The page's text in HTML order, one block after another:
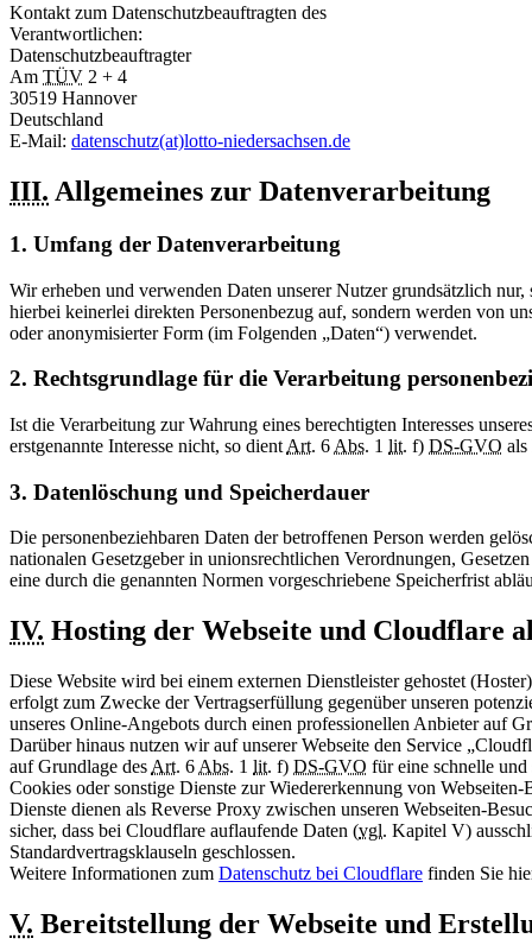
Kontakt zum Datenschutzbeauftragten des
Verantwortlichen:
Datenschutzbeauftragter
Am TÜV 2 + 4
30519 Hannover
Deutschland
E-Mail: datenschutz(at)lotto-niedersachsen.de
III. Allgemeines zur Datenverarbeitung
1. Umfang der Datenverarbeitung
Wir erheben und verwenden Daten unserer Nutzer grundsätzlich
hierbei keinerlei direkten Personenbezug auf, sondern werden von
oder anonymisierter Form (im Folgenden „Daten“) verwendet.
2. Rechtsgrundlage für die Verarbeitung
Ist die Verarbeitung zur Wahrung eines berechtigten Interesses
erstgenannte Interesse nicht, so dient Art. 6 Abs. 1 lit. f) DS-GVO als
3. Datenlöschung und Speicherdauer
Die personenbeziehbaren Daten der betroffenen Person werden
nationalen Gesetzgeber in unionsrechtlichen Verordnungen,
eine durch die genannten Normen vorgeschriebene Speicherfrist
IV. Hosting der Webseite und Cloudflare
Diese Website wird bei einem externen Dienstleister gehostet
erfolgt zum Zwecke der Vertragserfüllung gegenüber unseren
unseres Online-Angebots durch einen professionellen Anbieter auf
Darüber hinaus nutzen wir auf unserer Webseite den Service
auf Grundlage des Art. 6 Abs. 1 lit. f) DS-GVO für eine schnelle
Cookies oder sonstige Dienste zur Wiedererkennung von
Dienste dienen als Reverse Proxy zwischen unseren Webseiten-
sicher, dass bei Cloudflare auflaufende Daten (vgl. Kapitel V)
Standardvertragsklauseln geschlossen.
Weitere Informationen zum Datenschutz bei Cloudflare finden Sie
V. Bereitstellung der Webseite und